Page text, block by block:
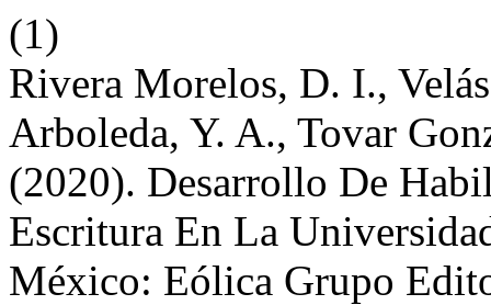
(1)
Rivera Morelos, D. I.,
Arboleda, Y. A., Tovar
(2020). Desarrollo De
Escritura En La
México: Eólica Grupo